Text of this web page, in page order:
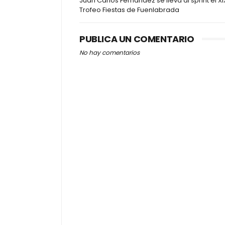
Trofeo Fiestas de Fuenlabrada
PUBLICA UN COMENTARIO
No hay comentarios